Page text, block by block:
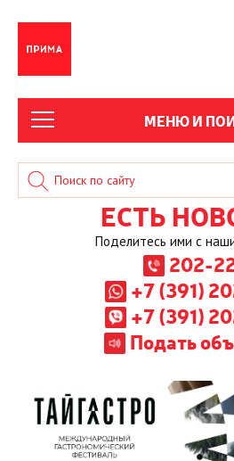
МЕНЮ И
ЕСТЬ
Поделитесь ими с
202-
+7 (391)
+7 (391)
Подать